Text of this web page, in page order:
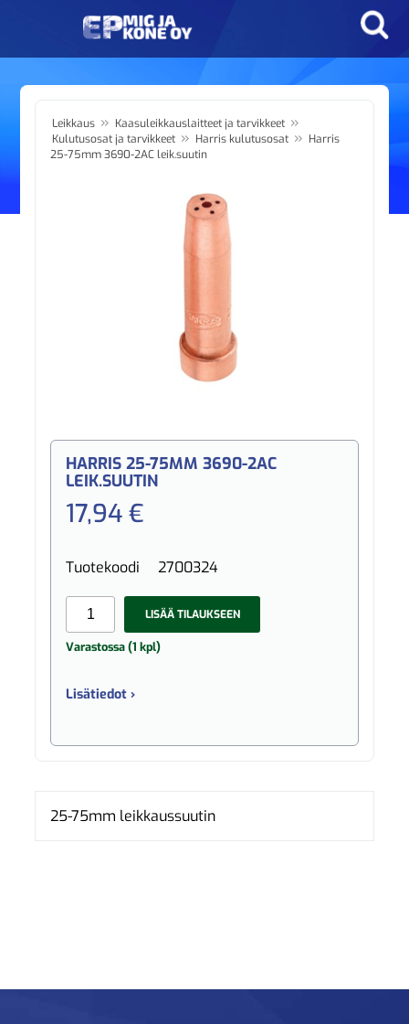
Leikkaus » Kaasuleikkauslaitteet ja tarvikkeet »
Kulutusosat ja tarvikkeet » Harris kulutusosat » Harris
25-75mm 3690-2AC leik.suutin
HARRIS 25-75MM 3690-2AC
LEIK.SUUTIN
17,94 €
Tuotekoodi 2700324
LISÄÄ TILAUKSEEN
Varastossa (1 kpl)
Lisätiedot ›
25-75mm leikkaussuutin